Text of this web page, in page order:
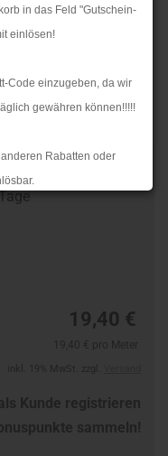
in das Feld "Gutschein-
einlösen!
Code einzugeben, da wir
gewähren können!!!!!
Rabatten oder
gewohnt. Aufgrund des
19,40 €